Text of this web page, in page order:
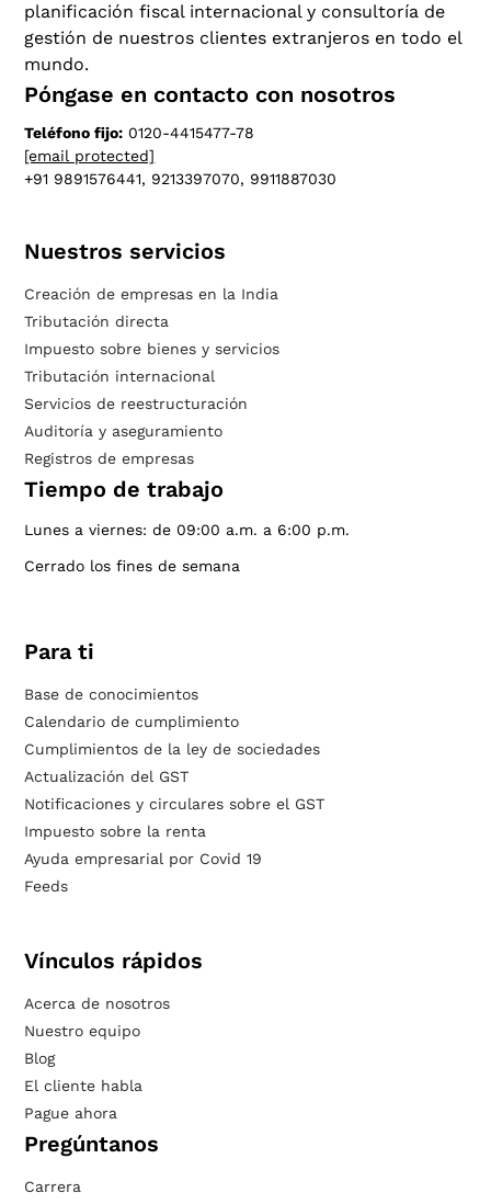
planificación fiscal internacional y consultoría de
gestión de nuestros clientes extranjeros en todo el
mundo.
Póngase en contacto con nosotros
Teléfono fijo: 0120-4415477-78
[email protected]
+91 9891576441, 9213397070, 9911887030
Nuestros servicios
Creación de empresas en la India
Tributación directa
Impuesto sobre bienes y servicios
Tributación internacional
Servicios de reestructuración
Auditoría y aseguramiento
Registros de empresas
Tiempo de trabajo
Lunes a viernes: de 09:00 a.m. a 6:00 p.m.
Cerrado los fines de semana
Para ti
Base de conocimientos
Calendario de cumplimiento
Cumplimientos de la ley de sociedades
Actualización del GST
Notificaciones y circulares sobre el GST
Impuesto sobre la renta
Ayuda empresarial por Covid 19
Feeds
Vínculos rápidos
Acerca de nosotros
Nuestro equipo
Blog
El cliente habla
Pague ahora
Pregúntanos
Carrera